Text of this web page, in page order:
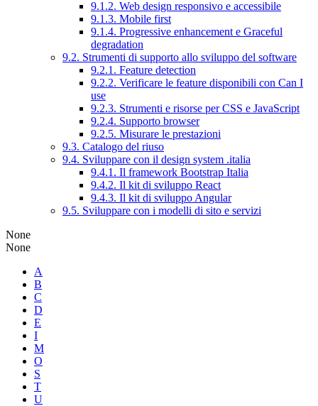
9.1.2. Web design responsivo e accessibile
9.1.3. Mobile first
9.1.4. Progressive enhancement e Graceful
degradation
9.2. Strumenti di supporto allo sviluppo del software
9.2.1. Feature detection
9.2.2. Verificare le feature disponibili con Can I
use
9.2.3. Strumenti e risorse per CSS e JavaScript
9.2.4. Supporto browser
9.2.5. Misurare le prestazioni
9.3. Catalogo del riuso
9.4. Sviluppare con il design system .italia
9.4.1. Il framework Bootstrap Italia
9.4.2. Il kit di sviluppo React
9.4.3. Il kit di sviluppo Angular
9.5. Sviluppare con i modelli di sito e servizi
None
None
A
B
C
D
E
I
M
O
S
T
U